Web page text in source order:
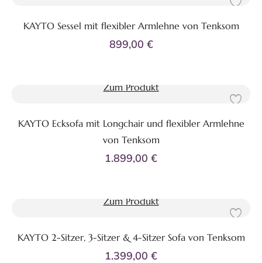
KAYTO Sessel mit flexibler Armlehne von Tenksom
899,00 €
Zum Produkt
KAYTO Ecksofa mit Longchair und flexibler Armlehne
von Tenksom
1.899,00 €
Zum Produkt
KAYTO 2-Sitzer, 3-Sitzer & 4-Sitzer Sofa von Tenksom
1.399,00 €